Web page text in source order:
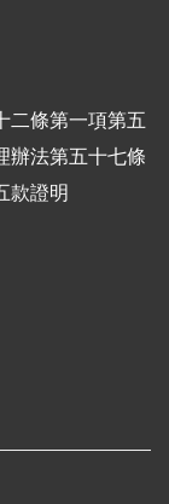
二條第一項第五
辦法第五十七條
款證明